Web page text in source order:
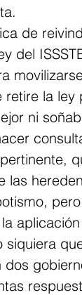
de
del
retire la
ni
las
siquiera
dos